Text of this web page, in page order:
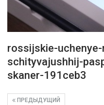
rossijskie-
schityvajushhij-
skaner-191ceb3
ПРЕДЫДУЩИЙ